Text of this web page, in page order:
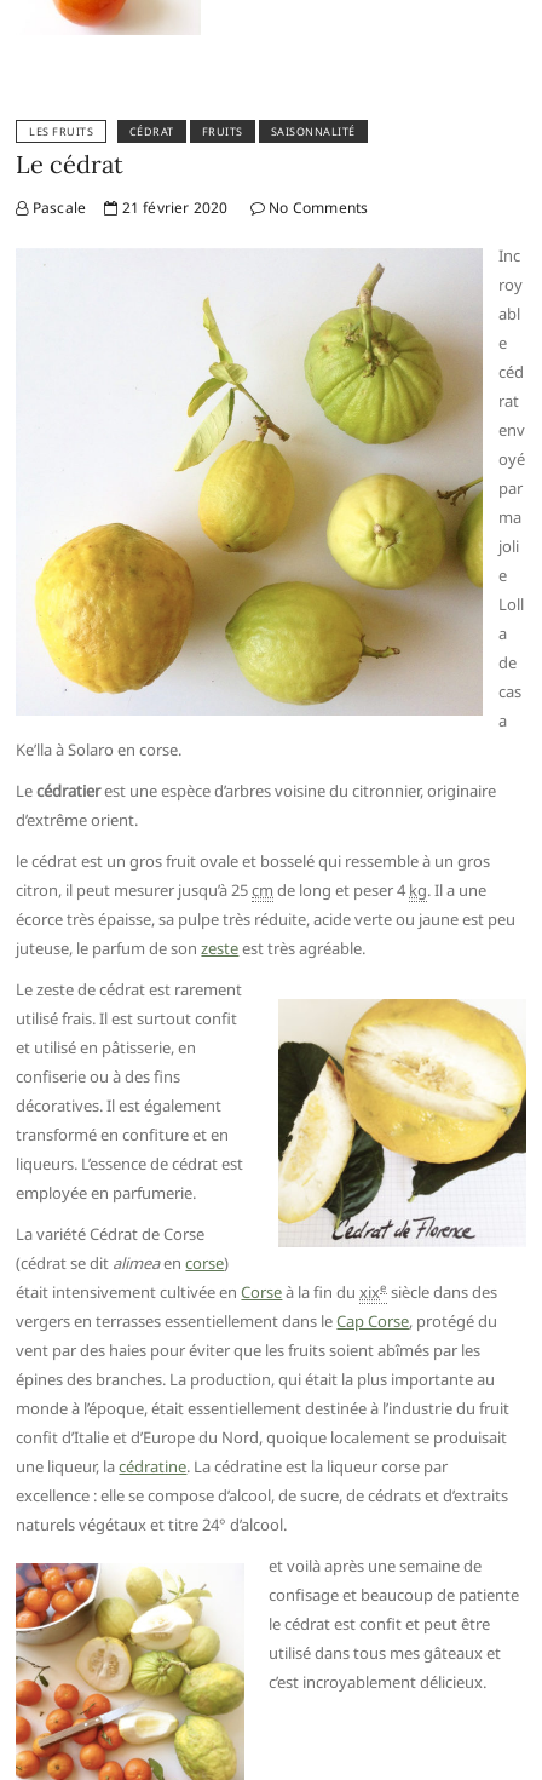
LES FRUITS CÉDRAT FRUITS SAISONNALITÉ
Le cédrat
Pascale 21 février 2020 No Comments
Inc
roy
abl
e
céd
rat
env
oyé
par
ma
joli
e
Loll
a
de
cas
a
Ke’lla à Solaro en corse.
Lecédratierest une espèce d’arbres voisine du citronnier, originaire
d’extrême orient.
le cédrat est un gros fruit ovale et bosselé qui ressemble à un gros
citron, il peut mesurer jusqu’à 25cm de long et peser 4 kg. Il a une
écorce très épaisse, sa pulpe très réduite, acide verte ou jaune est peu
juteuse, le parfum de sonzesteest très agréable.
Le zeste de cédrat est rarement
utilisé frais. Il est surtout confit
et utilisé en pâtisserie, en
confiserie ou à des fins
décoratives. Il est également
transformé en confiture et en
liqueurs. L’essence de cédrat est
employée en parfumerie.
La variété Cédrat de Corse
(cédrat se dit alimeaencorse)
était intensivement cultivée enCorseà la fin duxixe siècle dans des
vergers en terrasses essentiellement dans leCap Corse, protégé du
vent par des haies pour éviter que les fruits soient abîmés par les
épines des branches. La production, qui était la plus importante au
monde à l’époque, était essentiellement destinée à l’industrie du fruit
confit d’Italie et d’Europe du Nord, quoique localement se produisait
une liqueur, lacédratine. La cédratine est la liqueur corse par
excellence : elle se compose d’alcool, de sucre, de cédrats et d’extraits
naturels végétaux et titre 24° d’alcool.
et voilà après une semaine de
confisage et beaucoup de patiente
le cédrat est confit et peut être
utilisé dans tous mes gâteaux et
c’est incroyablement délicieux.